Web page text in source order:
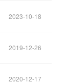
2023-10-18
2019-12-26
2020-12-17